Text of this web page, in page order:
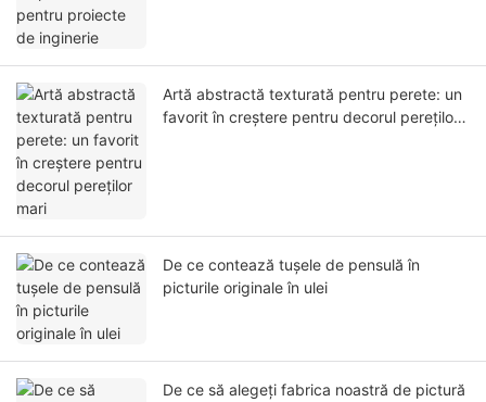
Artă abstractă texturată pentru perete: un
favorit în creștere pentru decorul pereților
De ce contează tușele de pensulă în
picturile originale în ulei
De ce să alegeți fabrica noastră de pictură